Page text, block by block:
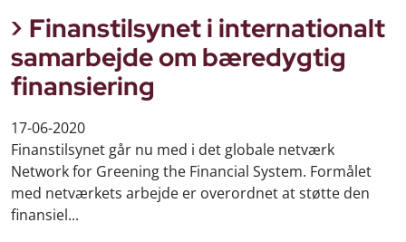
Finanstilsynet i internationalt
samarbejde om bæredygtig
finansiering
17-06-2020
Finanstilsynet går nu med i det globale netværk
Network for Greening the Financial System. Formålet
med netværkets arbejde er overordnet at støtte den
finansiel...